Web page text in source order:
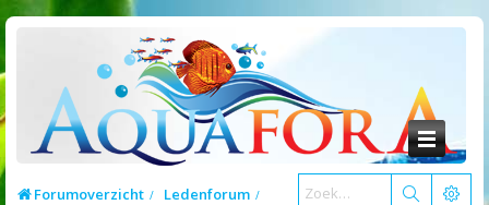
Forumoverzicht
Ledenforum